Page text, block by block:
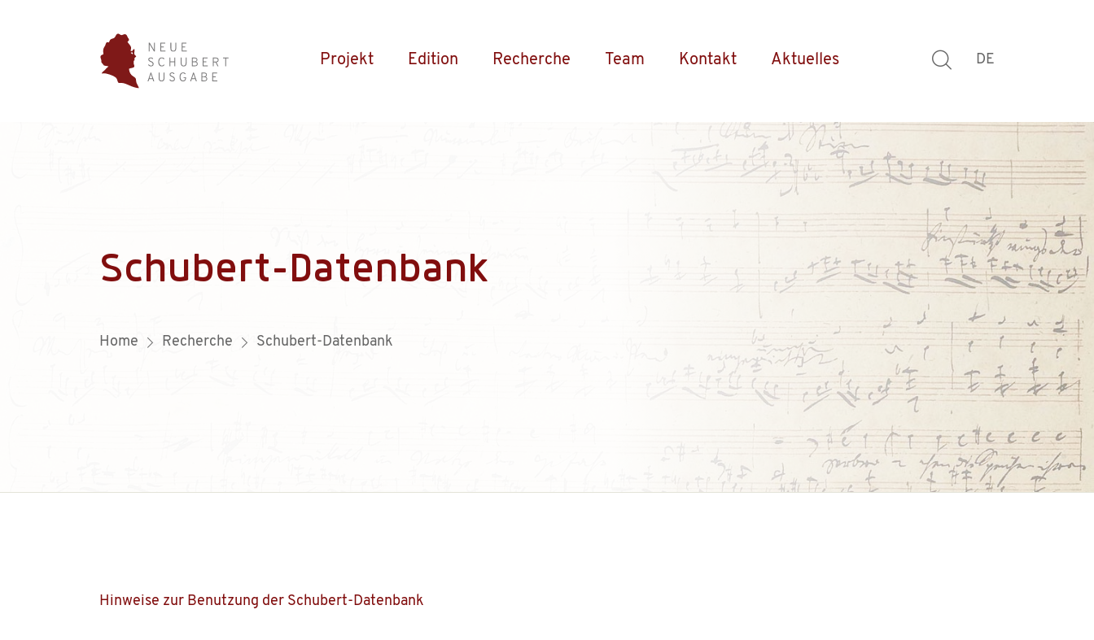
Projekt Edition Recherche Team Kontakt Aktuelles DE
Schubert-Datenbank
Home Recherche Schubert-Datenbank
Hinweise zur Benutzung der Schubert-Datenbank